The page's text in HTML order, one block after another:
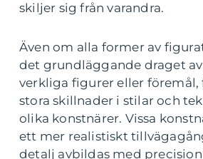
skiljer sig från varandra.
Även om alla former av
det grundläggande draget
verkliga figurer eller föremål,
stora skillnader i stilar och
olika konstnärer. Vissa
ett mer realistiskt
detalj avbildas med